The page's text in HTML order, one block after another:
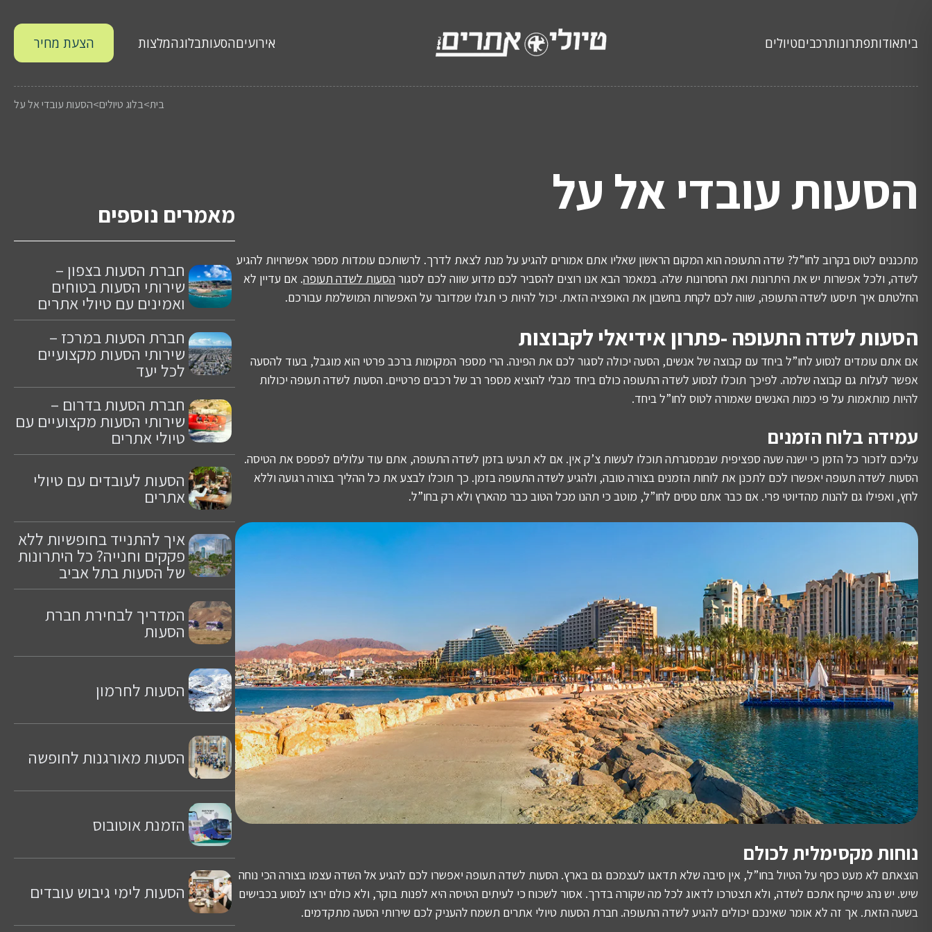
ביתאודותפתרונותרכביםטיולים אירועיםהסעותבלוגהמלצות הצעת מחיר
בית>בלוג טיולים>הסעות עובדי אל על
הסעות עובדי אל על
מתכננים לטוס בקרוב לחו”ל? שדה התעופה הוא המקום הראשון שאליו אתם אמורים להגיע על מנת לצאת לדרך. לרשותכם עומדות מספר אפשרויות להגיע
לשדה, ולכל אפשרות יש את היתרונות ואת החסרונות שלה. במאמר הבא אנו רוצים להסביר לכם מדוע שווה לכם לסגור הסעות לשדה תעופה. אם עדיין לא
החלטתם איך תיסעו לשדה התעופה, שווה לכם לקחת בחשבון את האופציה הזאת. יכול להיות כי תגלו שמדובר על האפשרות המושלמת עבורכם.
הסעות לשדה התעופה -פתרון אידיאלי לקבוצות
אם אתם עומדים לנסוע לחו”ל ביחד עם קבוצה של אנשים, הסעה יכולה לסגור לכם את הפינה. הרי מספר המקומות ברכב פרטי הוא מוגבל, בעוד להסעה
אפשר לעלות גם קבוצה שלמה. לפיכך תוכלו לנסוע לשדה התעופה כולם ביחד מבלי להוציא מספר רב של רכבים פרטיים. הסעות לשדה תעופה יכולות
להיות מותאמות על פי כמות האנשים שאמורה לטוס לחו”ל ביחד.
עמידה בלוח הזמנים
עליכם לזכור כל הזמן כי ישנה שעה ספציפית שבמסגרתה תוכלו לעשות צ’ק אין. אם לא תגיעו בזמן לשדה התעופה, אתם עוד עלולים לפספס את הטיסה.
הסעות לשדה תעופה יאפשרו לכם לתכנן את לוחות הזמנים בצורה טובה, ולהגיע לשדה התעופה בזמן. כך תוכלו לבצע את כל ההליך בצורה רגועה וללא
לחץ, ואפילו גם להנות מהדיוטי פרי. אם כבר אתם טסים לחו”ל, מוטב כי תהנו מכל הטוב כבר מהארץ ולא רק בחו”ל.
נוחות מקסימלית לכולם
הוצאתם לא מעט כסף על הטיול בחו”ל, אין סיבה שלא תדאגו לעצמכם גם בארץ. הסעות לשדה תעופה יאפשרו לכם להגיע אל השדה עצמו בצורה הכי נוחה
שיש. יש נהג שייקח אתכם לשדה, ולא תצטרכו לדאוג לכל מה שקורה בדרך. אסור לשכוח כי לעיתים הטיסה היא לפנות בוקר, ולא כולם ירצו לנסוע בכבישים
בשעה הזאת. אך זה לא אומר שאינכם יכולים להגיע לשדה התעופה. חברת הסעות טיולי אתרים תשמח להעניק לכם שירותי הסעה מתקדמים.
מאמרים נוספים
חברת הסעות בצפון –
שירותי הסעות בטוחים
ואמינים עם טיולי אתרים
חברת הסעות במרכז –
שירותי הסעות מקצועיים
לכל יעד
חברת הסעות בדרום –
שירותי הסעות מקצועיים עם
טיולי אתרים
הסעות לעובדים עם טיולי
אתרים
איך להתנייד בחופשיות ללא
פקקים וחנייה? כל היתרונות
של הסעות בתל אביב
המדריך לבחירת חברת
הסעות
הסעות לחרמון
הסעות מאורגנות לחופשה
הזמנת אוטובוס
הסעות לימי גיבוש עובדים